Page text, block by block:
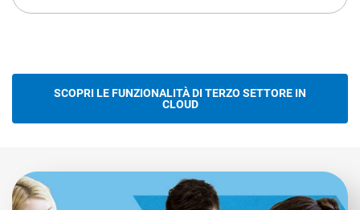
SCOPRI LE FUNZIONALITÀ DI TERZO SETTORE IN
CLOUD